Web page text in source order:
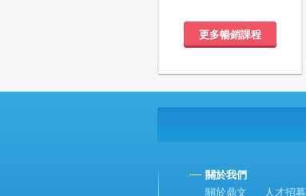
更多暢銷課程
關於我們
關於鼎文
人才招募